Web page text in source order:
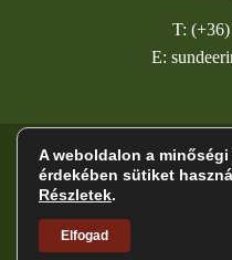
T:
E:
©2026
A weboldalon a
érdekében sütiket
Részletek.
Elfogad